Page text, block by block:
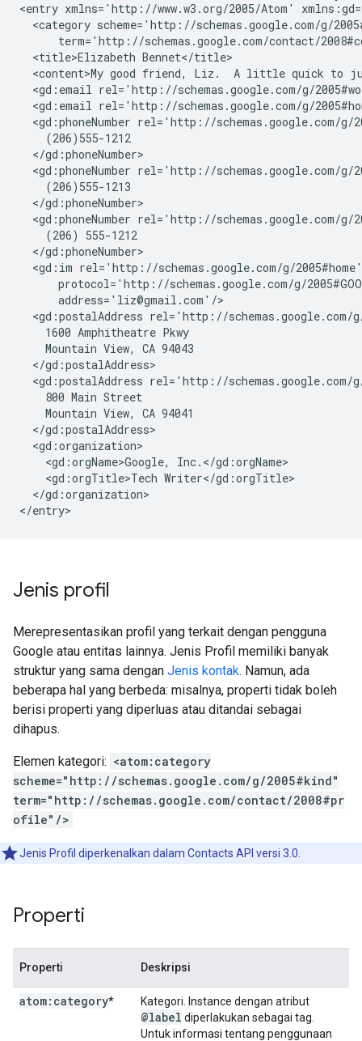
<entry xmlns='http://www.w3.org/2005/Atom'
<category scheme='http://schemas.google.com/g/
term='http://schemas.google.com/contact/
  <title>Elizabeth Bennet</title>
<content>My good friend, Liz.  A little quick to
<gd:email rel='http://schemas.google.com/g/
<gd:email rel='http://schemas.google.com/g/
<gd:phoneNumber rel='http://schemas.google.com/g/
    (206)555-1212
  </gd:phoneNumber>
<gd:phoneNumber rel='http://schemas.google.com/g/
    (206)555-1213
  </gd:phoneNumber>
<gd:phoneNumber rel='http://schemas.google.com/g/
    (206) 555-1212
  </gd:phoneNumber>
<gd:im rel='http://schemas.google.com/g/
protocol='http://schemas.google.com/g/
      address='liz@gmail.com'/>
<gd:postalAddress rel='http://schemas.google.com/
    1600 Amphitheatre Pkwy
    Mountain View, CA 94043
  </gd:postalAddress>
<gd:postalAddress rel='http://schemas.google.com/
    800 Main Street
    Mountain View, CA 94041
  </gd:postalAddress>
  <gd:organization>
    <gd:orgName>Google, Inc.</gd:orgName>
    <gd:orgTitle>Tech Writer</gd:orgTitle>
  </gd:organization>
Jenis profil
Merepresentasikan profil yang terkait dengan pengguna
Google atau entitas lainnya. Jenis Profil memiliki banyak
struktur yang sama dengan Jenis kontak. Namun, ada
beberapa hal yang berbeda: misalnya, properti tidak boleh
berisi properti yang diperluas atau ditandai sebagai
dihapus.
Elemen kategori: <atom:category
scheme="http://schemas.google.com/g/2005#kind"
term="http://schemas.google.com/contact/2008#pr
ofile"/>
Jenis Profil diperkenalkan dalam Contacts API versi 3.0.
Properti
Properti Deskripsi
atom:category* Kategori. Instance dengan atribut
@label diperlakukan sebagai tag.
Untuk informasi tentang penggunaan